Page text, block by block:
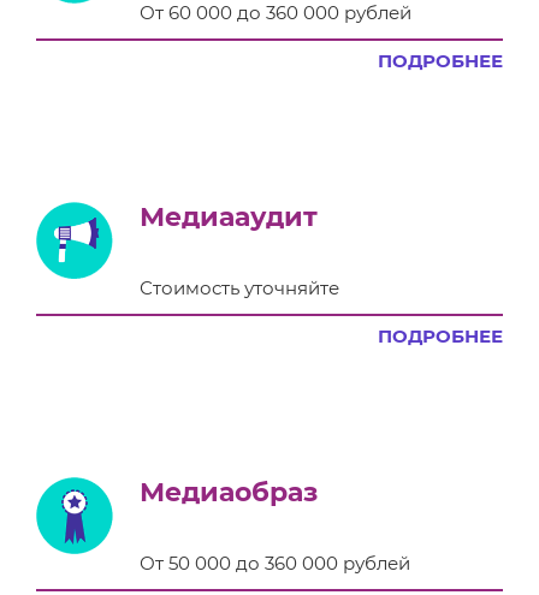
От 60 000 до 360 000 рублей
ПОДРОБНЕЕ
Медиааудит
Стоимость уточняйте
ПОДРОБНЕЕ
Медиаобраз
От 50 000 до 360 000 рублей